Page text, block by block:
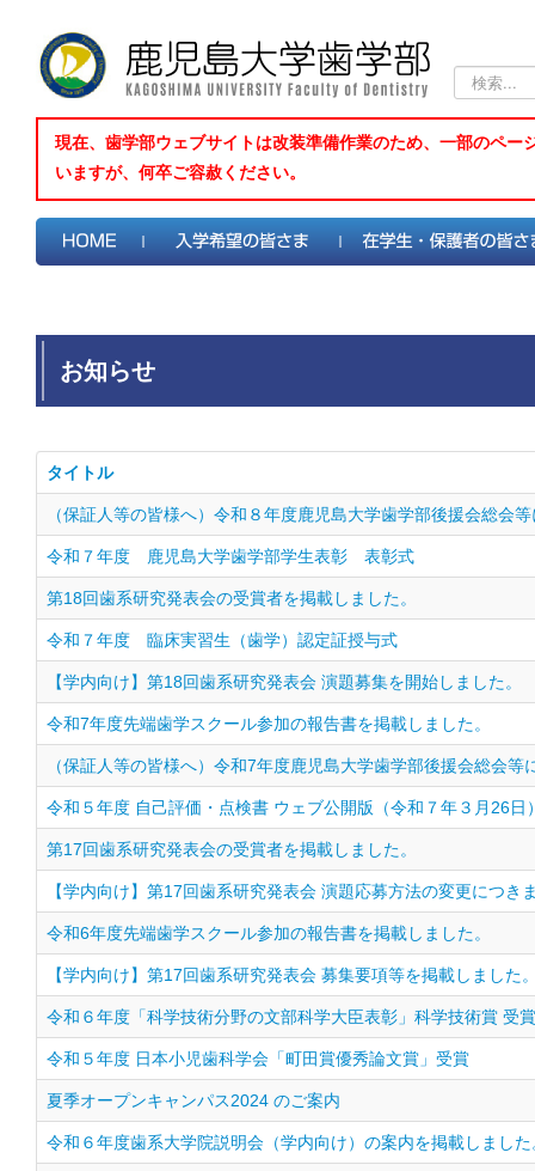
索...
現在、歯学部ウェブサイトは改装準備作業のため、一部のペ
いますが、何卒ご容赦ください。
お知らせ
タイトル
（保証人等の皆様へ）令和８年度鹿児島大学歯学部後援会総会
令和７年度 鹿児島大学歯学部学生表彰 表彰式
第18回歯系研究発表会の受賞者を掲載しました。
令和７年度 臨床実習生（歯学）認定証授与式
【学内向け】第18回歯系研究発表会 演題募集を開始しました。
令和7年度先端歯学スクール参加の報告書を掲載しました。
（保証人等の皆様へ）令和7年度鹿児島大学歯学部後援会総会等
令和５年度 自己評価・点検書 ウェブ公開版（令和７年３月26日
第17回歯系研究発表会の受賞者を掲載しました。
【学内向け】第17回歯系研究発表会 演題応募方法の変更につき
令和6年度先端歯学スクール参加の報告書を掲載しました。
【学内向け】第17回歯系研究発表会 募集要項等を掲載しました
令和６年度「科学技術分野の文部科学大臣表彰」科学技術賞 受賞
令和５年度 日本小児歯科学会「町田賞優秀論文賞」受賞
夏季オープンキャンパス2024 のご案内
令和６年度歯系大学院説明会（学内向け）の案内を掲載しました